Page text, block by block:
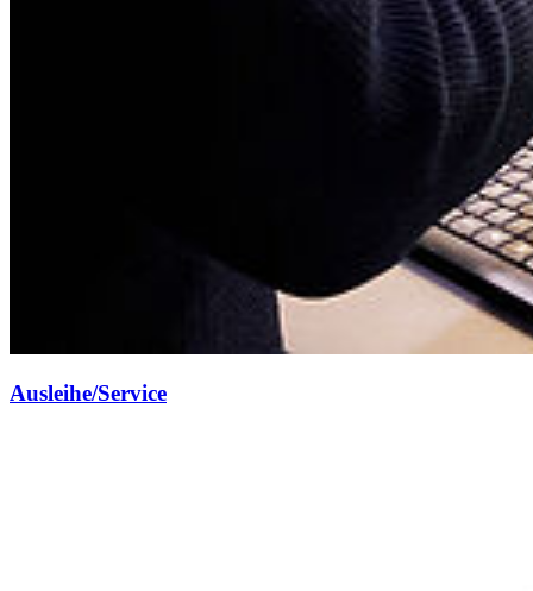
Ausleihe/Service